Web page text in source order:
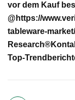
vor dem Kauf
@ https://
tableware-market/
Research®
Top-